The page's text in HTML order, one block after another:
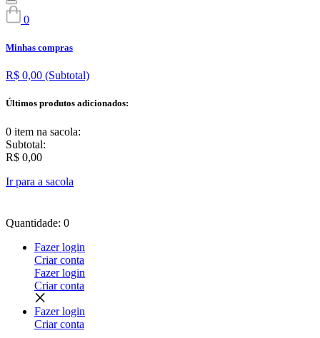
0
Minhas compras
R$ 0,00 (Subtotal)
Últimos produtos adicionados:
0 item na sacola:
Subtotal:
R$ 0,00
Ir para a sacola
Quantidade: 0
Fazer login
Criar conta
Fazer login
Criar conta
Fazer login
Criar conta